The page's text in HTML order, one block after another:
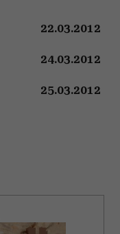
22.03.2012
24.03.2012
25.03.2012